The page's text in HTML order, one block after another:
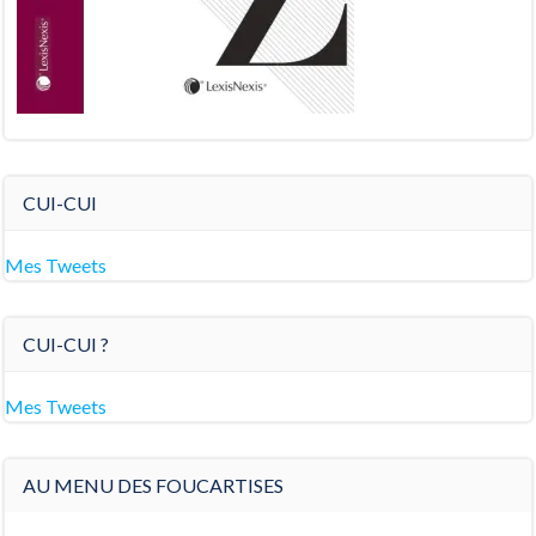
CUI-CUI
Mes Tweets
CUI-CUI ?
Mes Tweets
AU MENU DES FOUCARTISES